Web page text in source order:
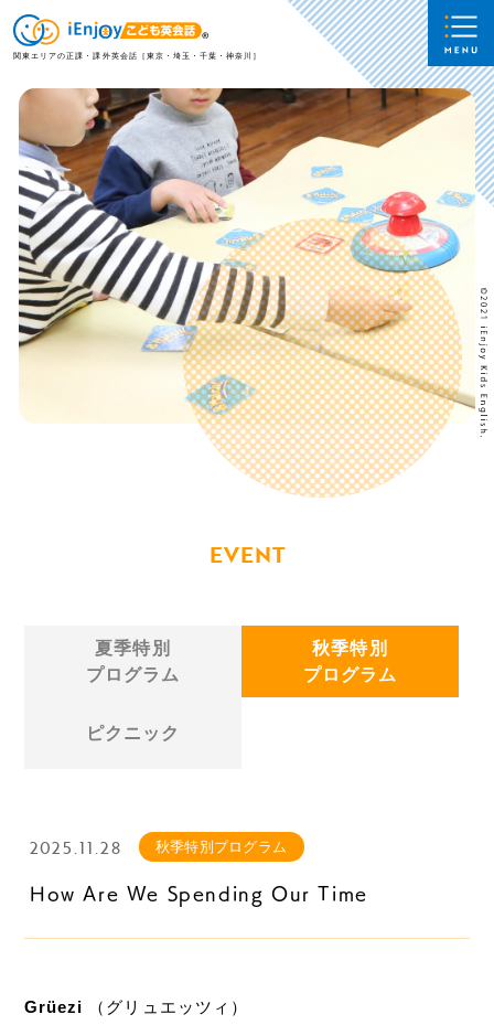
関東エリアの正課・課外英会話［東京・埼玉・千葉・神奈川］
EVENT
夏季特別
プログラム
秋季特別
プログラム
ピクニック
2025.11.28 秋季特別プログラム
How Are We Spending Our Time
Grüezi （グリュエッツィ）